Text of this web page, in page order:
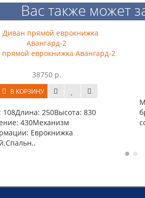
Вас также может
еврокнижка Авангард-2
38750 р.
В КОРЗИНУ
250Высота: 830
430Механизм
Еврокнижка